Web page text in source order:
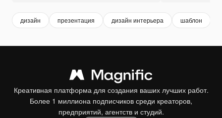
дизайн презентация дизайн интерьера шаблон
Креативная платформа для создания ваших лучших работ.
Более 1 миллиона подписчиков среди креаторов,
предприятий, агентств и студий.